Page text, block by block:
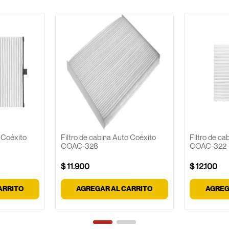
Filtro de cabina Auto Coéxito
COAC-328
$11.900
AGREGAR AL CARRITO
Filtro de
COAC-322
$12.100